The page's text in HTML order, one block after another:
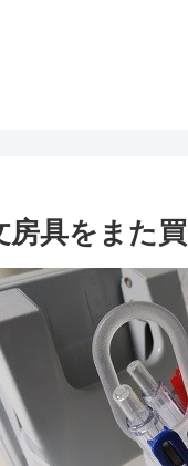
房具をまた